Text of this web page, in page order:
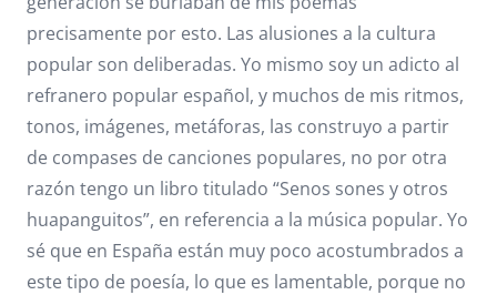
precisamente por esto. Las alusiones a la cultura
popular son deliberadas. Yo mismo soy un adicto al
refranero popular español, y muchos de mis ritmos,
tonos, imágenes, metáforas, las construyo a partir
de compases de canciones populares, no por otra
razón tengo un libro titulado “Senos sones y otros
huapanguitos”, en referencia a la música popular. Yo
sé que en España están muy poco acostumbrados a
este tipo de poesía, lo que es lamentable, porque no